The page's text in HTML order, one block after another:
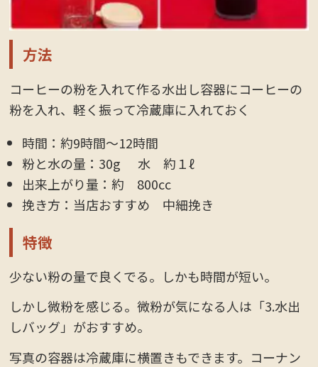
方法
コーヒーの粉を入れて作る水出し容器にコーヒーの
粉を入れ、軽く振って冷蔵庫に入れておく
時間：約9時間〜12時間
粉と水の量：30g 水 約１ℓ
出来上がり量：約 800cc
挽き方：当店おすすめ 中細挽き
特徴
少ない粉の量で良くでる。しかも時間が短い。
しかし微粉を感じる。微粉が気になる人は「3.水出
しバッグ」がおすすめ。
写真の容器は冷蔵庫に横置きもできます。コーナン